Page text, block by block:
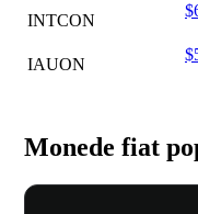
INTCON
IAUON
Monede fiat